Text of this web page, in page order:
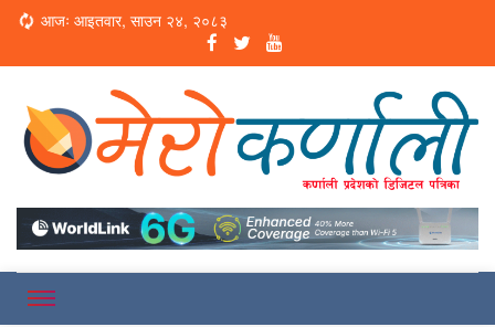
Loading...
आजः आइतवार, साउन २४, २०८३
Merokarnali